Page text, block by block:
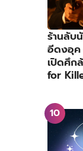
ร้านลับ
อีดงอุค
เปิดศึก
for